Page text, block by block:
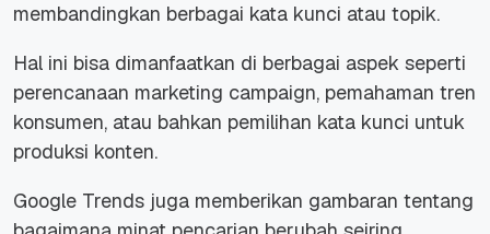
membandingkan berbagai kata kunci atau topik.
Hal ini bisa dimanfaatkan di berbagai aspek seperti
perencanaan marketing campaign, pemahaman tren
konsumen, atau bahkan pemilihan kata kunci untuk
produksi konten.
Google Trends juga memberikan gambaran tentang